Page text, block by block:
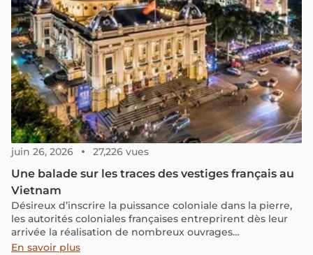
juin 26, 2026 27,226 vues
Une balade sur les traces des vestiges français au
Vietnam
Désireux d’inscrire la puissance coloniale dans la pierre,
les autorités coloniales françaises entreprirent dès leur
arrivée la réalisation de nombreux ouvrages
architecturaux montrant l’envie d’une présence coloniale
En savoir plus